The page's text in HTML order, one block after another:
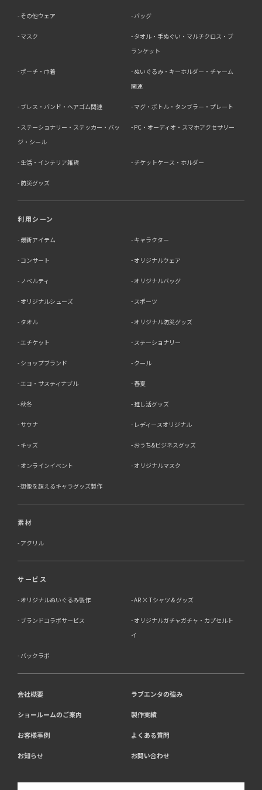
その他ウェア バッグ
マスク
タオル・手ぬぐい・マルチクロス・ブ
ランケット
ポーチ・巾着
ぬいぐるみ・キーホルダー・チャーム
関連
ブレス・バンド・ヘアゴム関連 マグ・ボトル・タンブラー・プレート
ステーショナリー・ステッカー・バッ
ジ・シール
PC・オーディオ・スマホアクセサリー
生活・インテリア雑貨 チケットケース・ホルダー
防災グッズ
利用シーン
最新アイテム キャラクター
コンサート オリジナルウェア
ノベルティ オリジナルバッグ
オリジナルシューズ スポーツ
タオル オリジナル防災グッズ
エチケット ステーショナリー
ショップブランド クール
エコ・サスティナブル 春夏
秋冬 推し活グッズ
サウナ レディースオリジナル
キッズ おうち&ビジネスグッズ
オンラインイベント オリジナルマスク
想像を超えるキャラグッズ製作
素材
アクリル
サービス
オリジナルぬいぐるみ製作 AR × Tシャツ & グッズ
ブランドコラボサービス
オリジナルガチャガチャ・カプセルト
イ
バックラボ
会社概要 ラブエンタの強み
ショールームのご案内 製作実績
お客様事例 よくある質問
お知らせ お問い合わせ